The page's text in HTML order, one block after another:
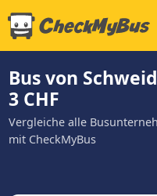
Bus von
3 CHF
Vergleiche alle
mit CheckMyBus